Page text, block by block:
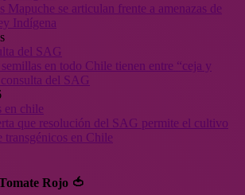
Mapuche se articulan frente a amenazas de
Indígena
en todo Chile tienen entre “ceja y
del SAG
que resolución del SAG permite el cultivo
transgénicos en Chile
Rojo 🍅